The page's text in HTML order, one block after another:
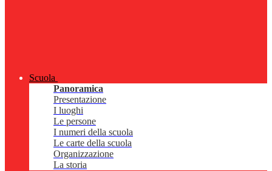
Scuola
Panoramica
Presentazione
I luoghi
Le persone
I numeri della scuola
Le carte della scuola
Organizzazione
La storia